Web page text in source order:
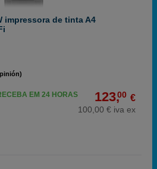
impressora de tinta A4
123,00 €
100,00 € iva ex
EM 24 HORAS